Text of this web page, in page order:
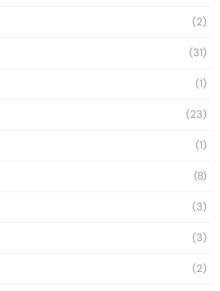
(2)
(31)
(1)
(23)
(1)
(8)
(3)
(3)
(2)